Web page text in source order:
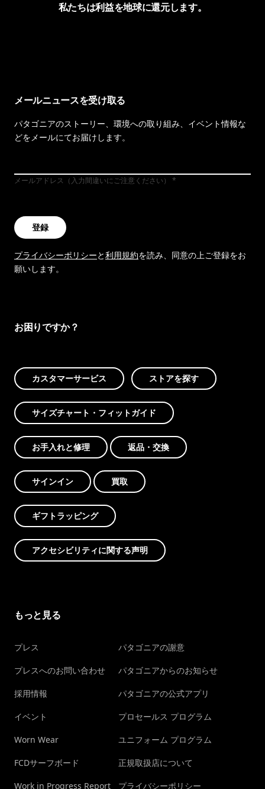
私たちは利益を地球に還元します。
メールニュースを受け取る
パタゴニアのストーリー、環境への取り組み、イベント情報な
どをメールにてお届けします。
メールアドレス（入力間違いにご注意ください）
登録
プライバシーポリシーと利用規約を読み、同意の上ご登録をお
願いします。
お困りですか？
カスタマーサービス ストアを探す
サイズチャート・フィットガイド
お手入れと修理 返品・交換
サインイン 買取
ギフトラッピング
アクセシビリティに関する声明
もっと見る
プレス
プレスへのお問い合わせ
採用情報
イベント
Worn Wear
FCDサーフボード
Work in Progress Report
パタゴニアの謝意
パタゴニアからのお知らせ
パタゴニアの公式アプリ
プロセールス プログラム
ユニフォーム プログラム
正規取扱店について
プライバシーポリシー